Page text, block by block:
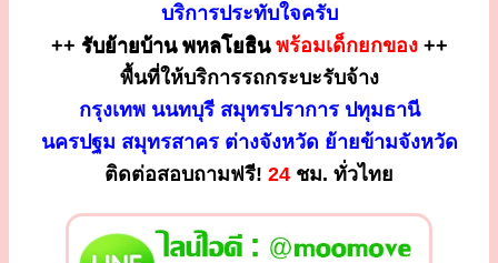
บริการประทับใจครับ
++ รับย้ายบ้าน พหลโยธิน พร้อมเด็กยกของ++
พื้นที่ให้บริการรถกระบะรับจ้าง
กรุงเทพ นนทบุรี สมุทรปราการ ปทุมธานี
นครปฐม สมุทรสาคร ต่างจังหวัด ย้ายข้ามจังหวัด
ติดต่อสอบถามฟรี! 24 ชม. ทั่วไทย